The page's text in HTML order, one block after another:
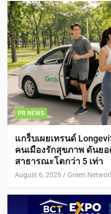
PR NEWS
แกร็บเผยเทรนด์
คนเมืองรักสุขภาพ ดันยอ
สาธารณะโตกว่า 5 เท่า
August 6, 2026 Green